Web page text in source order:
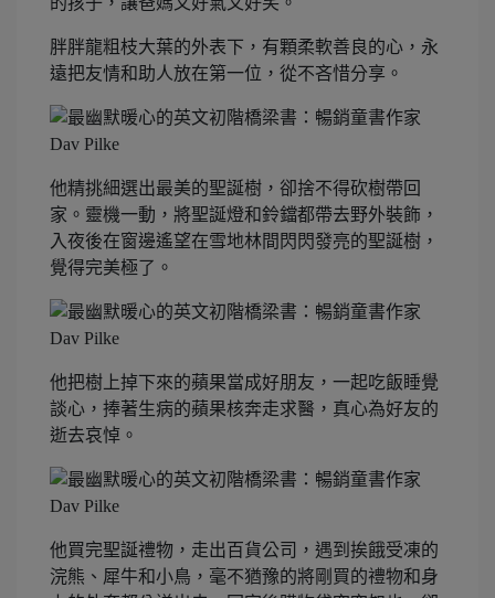
胖胖龍粗枝大葉的外表下，有顆柔軟善良的心，永
遠把友情和助人放在第一位，從不吝惜分享。
他精挑細選出最美的聖誕樹，卻捨不得砍樹帶回
家。靈機一動，將聖誕燈和鈴鐺都帶去野外裝飾，
入夜後在窗邊遙望在雪地林間閃閃發亮的聖誕樹，
覺得完美極了。
他把樹上掉下來的蘋果當成好朋友，一起吃飯睡覺
談心，捧著生病的蘋果核奔走求醫，真心為好友的
逝去哀悼。
他買完聖誕禮物，走出百貨公司，遇到挨餓受凍的
浣熊、犀牛和小鳥，毫不猶豫的將剛買的禮物和身